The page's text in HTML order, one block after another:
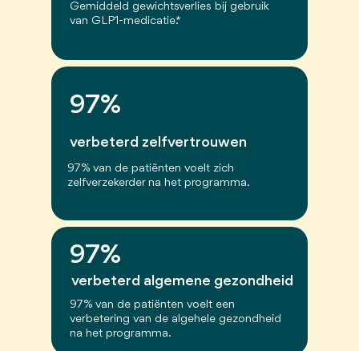
Gemiddeld gewichtsverlies bij gebruik
van GLP1-medicatie.*
97%
verbeterd algemene gezondheid
97% van de patiënten voelt een
verbetering van de algehele gezondheid
na het programma.
97%
verbeterd zelfvertrouwen
97% van de patiënten voelt zich
zelfverzekerder na het programma.